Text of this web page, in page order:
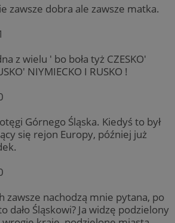
zawsze dobra ale zawsze matka.
z wielu ' bo boła tyż CZESKO'
NIYMIECKO I RUSKO !
Górnego Śląska. Kiedyś to był
się rejon Europy, później już
zawsze nachodzą mnie pytana, po
dało Śląskowi? Ja widzę podzielony